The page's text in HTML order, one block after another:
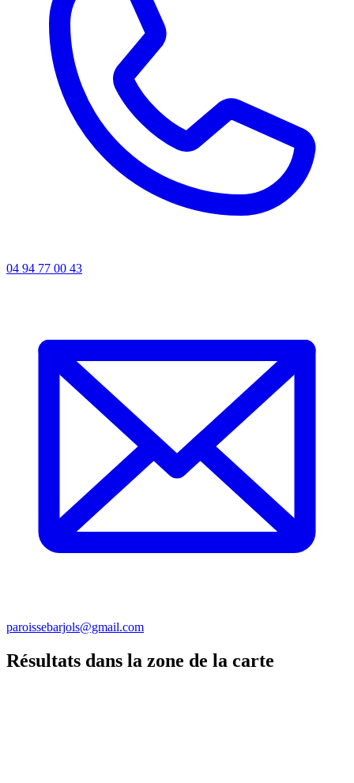
04 94 77 00 43
paroissebarjols@gmail.com
Résultats dans la zone de la carte